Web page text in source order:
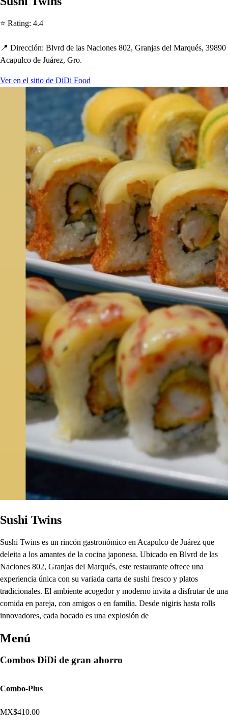
⭐ Rating: 4.4
📍 Dirección: Blvrd de las Naciones 802, Granjas del Marqués, 39890
Acapulco de Juárez, Gro.
Ver en el sitio de DiDi Food
Sushi Twins
Sushi Twins es un rincón gastronómico en Acapulco de Juárez que
deleita a los amantes de la cocina japonesa. Ubicado en Blvrd de las
Naciones 802, Granjas del Marqués, este restaurante ofrece una
experiencia única con su variada carta de sushi fresco y platos
tradicionales. El ambiente acogedor y moderno invita a disfrutar de una
comida en pareja, con amigos o en familia. Desde nigiris hasta rolls
innovadores, cada bocado es una explosión de
Menú
Combos DiDi de gran ahorro
Combo-Plus
MX$410.00